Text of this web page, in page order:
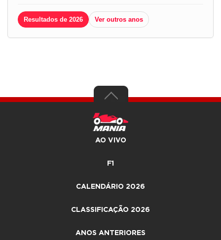
Resultados de 2026 Ver outros anos
AO VIVO
F1
CALENDÁRIO 2026
CLASSIFICAÇÃO 2026
ANOS ANTERIORES